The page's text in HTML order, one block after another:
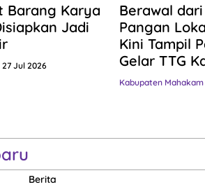
Barang Karya
Jadi
27 Jul 2026
Berawal
Pangan
Kini Tampil
Gelar TTG
Kabupaten Mahakam
Berita